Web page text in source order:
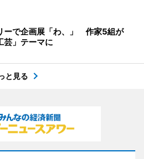
ーで企画展「わ、」 作家5組が
芸」テーマに
と見る